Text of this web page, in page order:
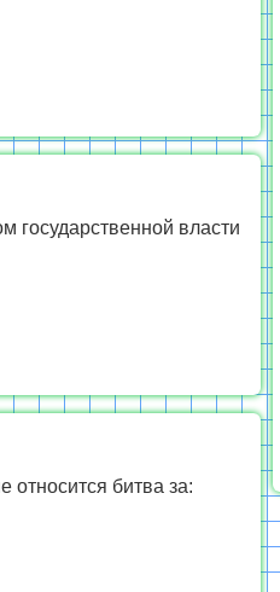
государственной власти
относится битва за: